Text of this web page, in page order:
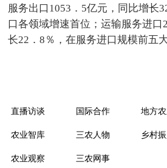
服务出口1053．5亿元，同比增长
口各领域增速首位；运输服务进口
长22．8％，在服务进口规模前五
直播访谈 国际合作 地方
农业智库 三农人物 乡村
农业观察 三农网事